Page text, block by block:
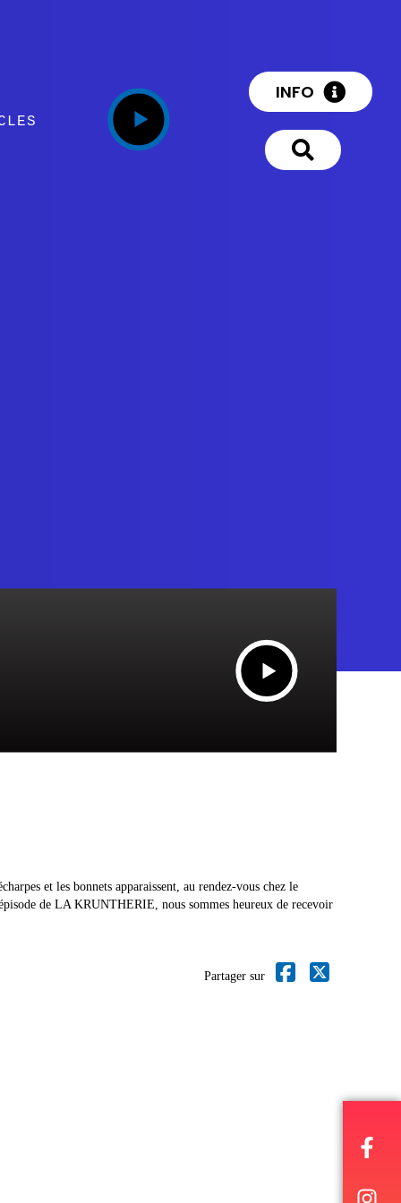
INFO
et les bonnets apparaissent, au rendez-vous chez le
de LA KRUNTHERIE, nous sommes heureux de recevoir
Partager sur